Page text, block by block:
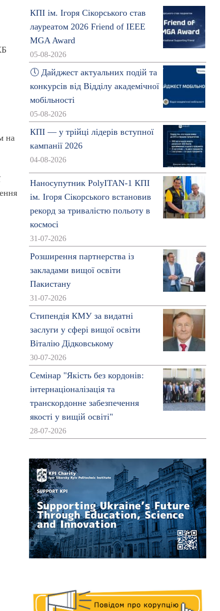
на
КПІ ім. Ігоря Сікорського став
лауреатом 2026 Friend of IEEE
MGA Award
05-08-2026
🕔 Дайджест актуальних подій та
конкурсів від Відділу академічної
мобільності
05-08-2026
КПІ — у трійці лідерів вступної
кампанії 2026
04-08-2026
Наносупутник PolyITAN-1 КПІ
ім. Ігоря Сікорського встановив
рекорд за тривалістю польоту в
космосі
31-07-2026
Розширення партнерства із
закладами вищої освіти
Пакистану
31-07-2026
Стипендія КМУ за видатні
заслуги у сфері вищої освіти
Віталію Дідковському
30-07-2026
Семінар "Якість без кордонів:
інтернаціоналізація та
транскордонне забезпечення
якості у вищій освіті"
28-07-2026